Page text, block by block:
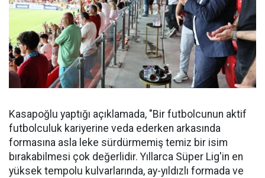
Kasapoğlu yaptığı açıklamada, "Bir futbolcunun aktif
futbolculuk kariyerine veda ederken arkasında
formasına asla leke sürdürmemiş temiz bir isim
bırakabilmesi çok değerlidir. Yıllarca Süper Lig'in en
yüksek tempolu kulvarlarında, ay-yıldızlı formada ve